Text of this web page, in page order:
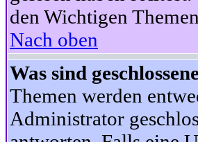
den Wichtigen
Nach oben
Was sind
Themen werden
Administrator